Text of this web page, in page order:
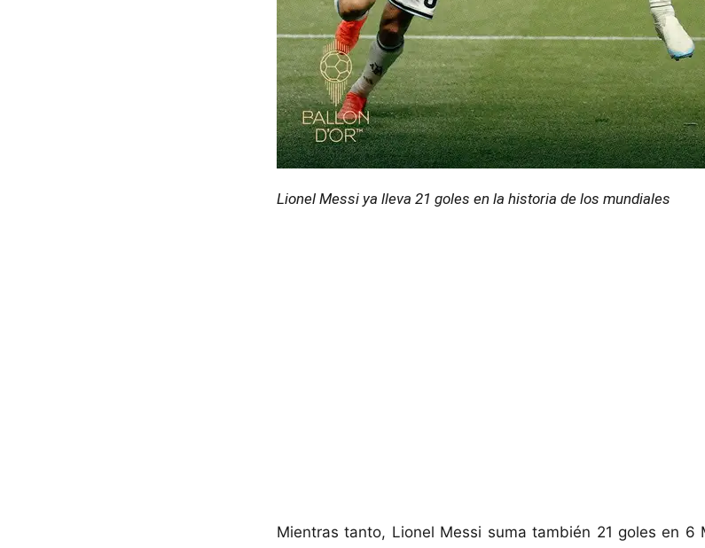
Lionel Messi ya lleva 21 goles en la historia de los mundiales
Mientras tanto, Lionel Messi suma también 21 goles en 6